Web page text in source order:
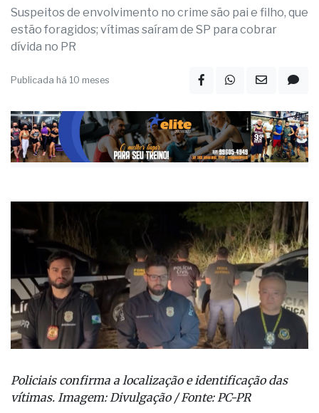
Suspeitos de envolvimento no crime são pai e filho, que
estão foragidos; vítimas saíram de SP para cobrar
dívida no PR
Publicada há 10 meses
Policiais confirma a localização e identificação das
vítimas. Imagem: Divulgação / Fonte: PC-PR